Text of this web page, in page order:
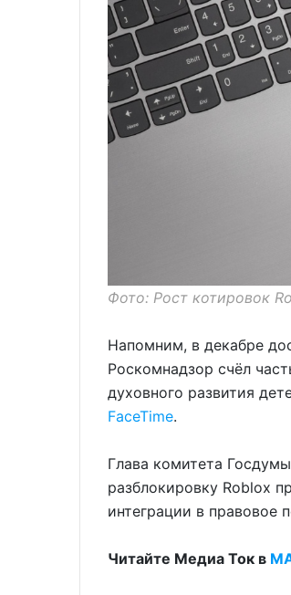
Фото: Рост котировок
Напомним, в декабре
Роскомнадзор счёл
духовного развития
FaceTime.
Глава комитета
разблокировку Roblox
интеграции в правовое
Читайте Медиа Ток в